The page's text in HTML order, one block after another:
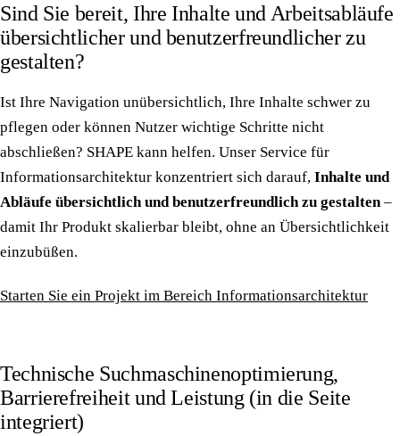
Sind Sie bereit, Ihre Inhalte und Arbeitsabläufe
übersichtlicher und benutzerfreundlicher zu
gestalten?
Ist Ihre Navigation unübersichtlich, Ihre Inhalte schwer zu
pflegen oder können Nutzer wichtige Schritte nicht
abschließen? SHAPE kann helfen. Unser Service für
Informationsarchitektur konzentriert sich darauf, Inhalte und
Abläufe übersichtlich und benutzerfreundlich zu gestalten–
damit Ihr Produkt skalierbar bleibt, ohne an Übersichtlichkeit
einzubüßen.
Starten Sie ein Projekt im Bereich Informationsarchitektur
Technische Suchmaschinenoptimierung,
Barrierefreiheit und Leistung (in die Seite
integriert)